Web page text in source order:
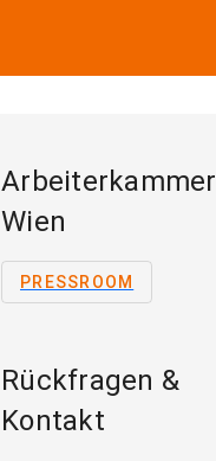
Arbeiterkammer
Wien
PRESSROOM
Rückfragen &
Kontakt